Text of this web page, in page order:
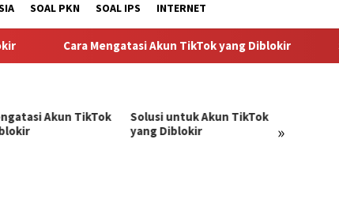
SOAL PKN SOAL IPS INTERNET
Cara Mengatasi Akun TikTok yang Diblokir
»
Akun TikTok
Solusi untuk Akun TikTok
yang Diblokir